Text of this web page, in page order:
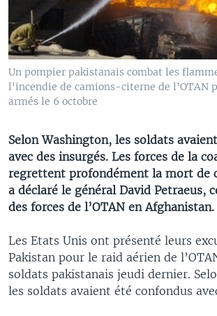
Un pompier pakistanais combat les
l'incendie de camions-citerne de l'OTAN
armés le 6 octobre
Selon Washington, les soldats
avec des insurgés. Les forces de la
regrettent profondément la mort de
a déclaré le général David Petraeus,
des forces de l’OTAN en Afghanistan.
Les Etats Unis ont présenté leurs
Pakistan pour le raid aérien de
soldats pakistanais jeudi dernier.
les soldats avaient été confondus